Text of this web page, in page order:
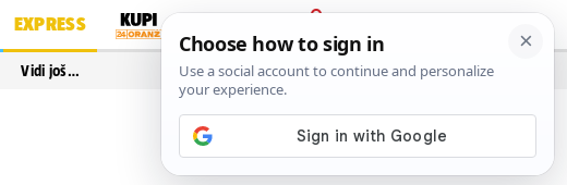
EXPRESS
PRIJAVA
Vidi još…